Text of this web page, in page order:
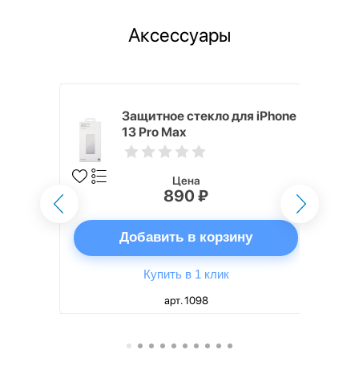
Аксессуары
Защитное стекло для iPhone
13 Pro Max
Цена
890 ₽
Добавить в корзину
Купить в 1 клик
арт. 1098